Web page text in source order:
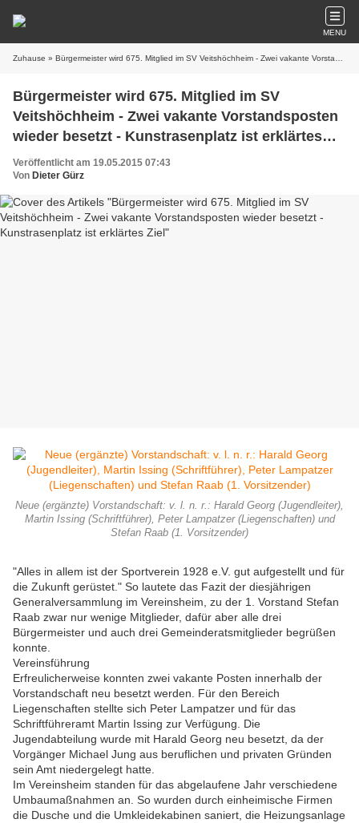
MENU
Zuhause » Bürgermeister wird 675. Mitglied im SV Veitshöchheim - Zwei vakante Vorstandsposten wieder besetzt - Kunstrasenplatz ist erklärtes Ziel
Bürgermeister wird 675. Mitglied im SV
Veitshöchheim - Zwei vakante Vorstandsposten
wieder besetzt - Kunstrasenplatz ist erklärtes
Ziel
Veröffentlicht am 19.05.2015 07:43
Von Dieter Gürz
Neue (ergänzte) Vorstandschaft: v. l. n. r.: Harald Georg (Jugendleiter),
Martin Issing (Schriftführer), Peter Lampatzer (Liegenschaften) und
Stefan Raab (1. Vorsitzender)
"Alles in allem ist der Sportverein 1928 e.V. gut aufgestellt und für
die Zukunft gerüstet." So lautete das Fazit der diesjährigen
Generalversammlung im Vereinsheim, zu der 1. Vorstand Stefan
Raab zwar nur wenige Mitglieder, dafür aber alle drei
Bürgermeister und auch drei Gemeinderatsmitglieder begrüßen
konnte.
Vereinsführung
Erfreulicherweise konnten zwei vakante Posten innerhalb der
Vorstandschaft neu besetzt werden. Für den Bereich
Liegenschaften stellte sich Peter Lampatzer und für das
Schriftführeramt Martin Issing zur Verfügung. Die
Jugendabteilung wurde mit Harald Georg neu besetzt, da der
Vorgänger Michael Jung aus beruflichen und privaten Gründen
sein Amt niedergelegt hatte.
Im Vereinsheim standen für das abgelaufene Jahr verschiedene
Umbaumaßnahmen an. So wurden durch einheimische Firmen
die Dusche und die Umkleidekabinen saniert, die Heizungsanlage